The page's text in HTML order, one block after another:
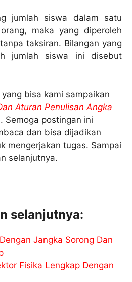
jumlah siswa dalam satu
maka yang diperoleh
taksiran. Bilangan yang
jumlah siswa ini disebut
bisa kami sampaikan
Aturan Penulisan Angka
. Semoga postingan ini
dan bisa dijadikan
mengerjakan tugas. Sampai
selanjutnya.
selanjutnya:
Jangka Sorong Dan
Fisika Lengkap Dengan